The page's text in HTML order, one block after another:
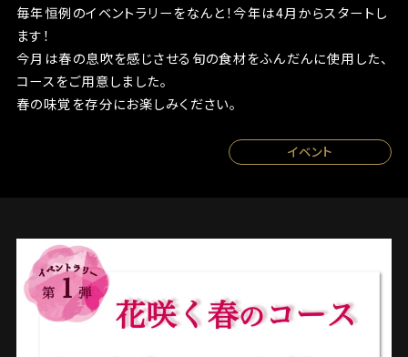
毎年恒例のイベントラリーをなんと！今年は4月からスタートし
ます！
今月は春の息吹を感じさせる旬の食材をふんだんに使用した、
コースをご用意しました。
春の味覚を存分にお楽しみください。
イベント